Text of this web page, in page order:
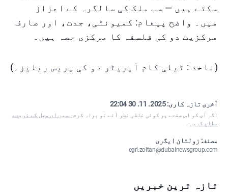
سکتے ہیں — سب ملک کی سالگرہ کے اعزاز
میں۔ واضح پیغام: کمیونٹی، جدت، اور صارف
مرکزیت دو کی فلسفہ کا مرکزی حصہ ہیں۔
(ماخذ : ٹیلی کام آپریٹر دو کی پریس ریلیز۔)
آخری تازہ کاری:2025. 11. 30 22:04
اگر آپ کو اس صفحے پر کوئی غلطی نظر آئے تو براہ کرم ہمیں ای میل کے ذریعے
مطلع کریں ۔
مصنف: زولتان ایگری
egri.zoltan@dubainewsgroup.com
تازہ ترین خبریں